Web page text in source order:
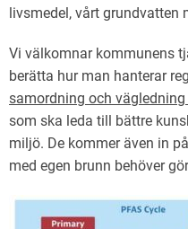
livsmedel, vårt grundvatten
Vi välkomnar kommunens
berätta hur man hanterar
samordning och
som ska leda till bättre
miljö. De kommer även in
med egen brunn behöver